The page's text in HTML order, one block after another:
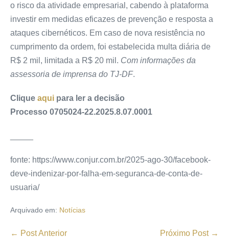
o risco da atividade empresarial, cabendo à plataforma
investir em medidas eficazes de prevenção e resposta a
ataques cibernéticos. Em caso de nova resistência no
cumprimento da ordem, foi estabelecida multa diária de
R$ 2 mil, limitada a R$ 20 mil. Com informações da
assessoria de imprensa do TJ-DF.
Clique aqui para ler a decisão
Processo 0705024-22.2025.8.07.0001
fonte: https://www.conjur.com.br/2025-ago-30/facebook-
deve-indenizar-por-falha-em-seguranca-de-conta-de-
usuaria/
Arquivado em: Notícias
← Post Anterior Próximo Post →